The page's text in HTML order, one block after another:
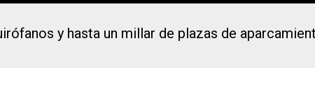
y hasta un millar de plazas de